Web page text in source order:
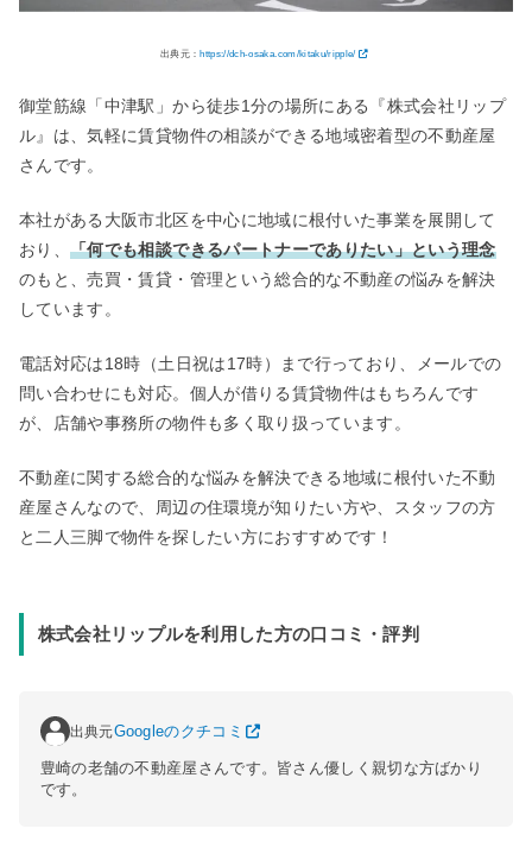
出典元： https://dch-osaka.com/kitaku/ripple/
御堂筋線「中津駅」から徒歩1分の場所にある『株式会社リップ
ル』は、気軽に賃貸物件の相談ができる地域密着型の不動産屋
さんです。
本社がある大阪市北区を中心に地域に根付いた事業を展開して
おり、「何でも相談できるパートナーでありたい」という理念
のもと、売買・賃貸・管理という総合的な不動産の悩みを解決
しています。
電話対応は18時（土日祝は17時）まで行っており、メールでの
問い合わせにも対応。個人が借りる賃貸物件はもちろんです
が、店舗や事務所の物件も多く取り扱っています。
不動産に関する総合的な悩みを解決できる地域に根付いた不動
産屋さんなので、周辺の住環境が知りたい方や、スタッフの方
と二人三脚で物件を探したい方におすすめです！
株式会社リップルを利用した方の口コミ・評判
出典元Googleのクチコミ
豊崎の老舗の不動産屋さんです。皆さん優しく親切な方ばかり
です。